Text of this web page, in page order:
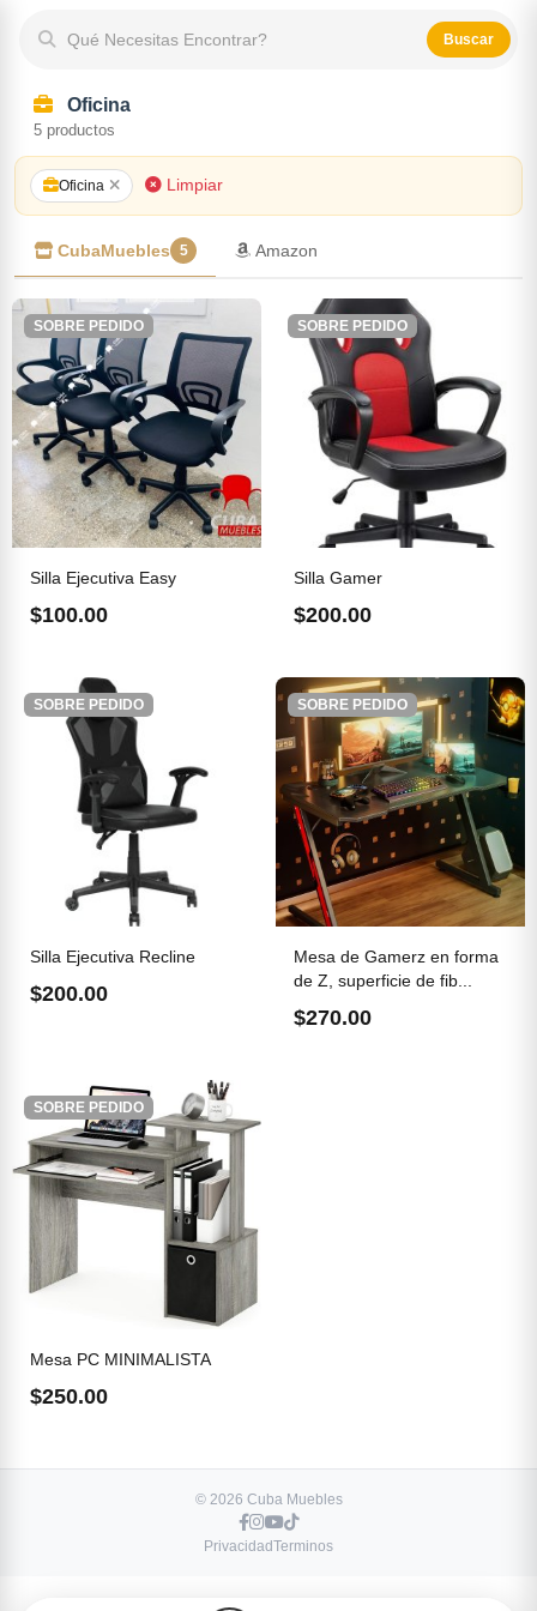
Qué Necesitas Encontrar? Buscar
Oficina
5 productos
Oficina Limpiar
CubaMuebles 5 Amazon
SOBRE PEDIDO
Silla Ejecutiva Easy
$100.00
SOBRE PEDIDO
Silla Gamer
$200.00
SOBRE PEDIDO
Silla Ejecutiva Recline
$200.00
SOBRE PEDIDO
Mesa de Gamerz en forma
de Z, superficie de fib...
$270.00
SOBRE PEDIDO
Mesa PC MINIMALISTA
$250.00
© 2026 Cuba Muebles
PrivacidadTerminos